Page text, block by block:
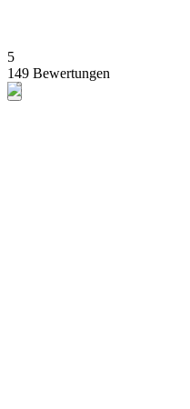
5
149 Bewertungen